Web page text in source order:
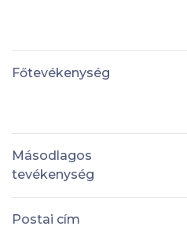
Főtevékenység
Másodlagos
tevékenység
Postai cím